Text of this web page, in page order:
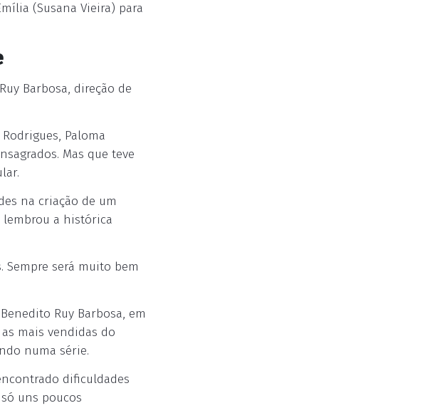
(Susana Vieira) para
Barbosa, direção de
Paloma
Mas que teve
na criação de um
lembrou a histórica
Sempre será muito bem
Ruy Barbosa, em
mais vendidas do
numa série.
dificuldades
uns poucos